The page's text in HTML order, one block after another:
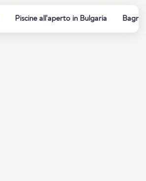
Piscine all'aperto in Bulgaria Bagni